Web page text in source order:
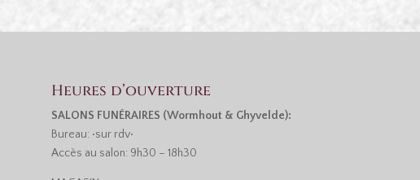
Heures d’ouverture
SALONS FUNÉRAIRES (Wormhout & Ghyvelde):
Bureau: •sur rdv•
Accès au salon: 9h30 – 18h30